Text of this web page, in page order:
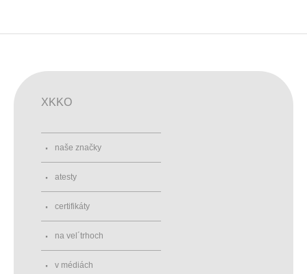
XKKO
naše značky
atesty
certifikáty
na vel´trhoch
v médiách